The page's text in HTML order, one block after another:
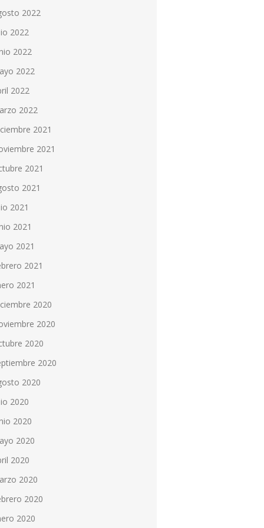
2022
2022
2022
2022
2022
2022
2021
2021
2021
2021
2021
2021
2021
2021
2021
2020
2020
2020
2020
2020
2020
2020
2020
2020
2020
2020
2020